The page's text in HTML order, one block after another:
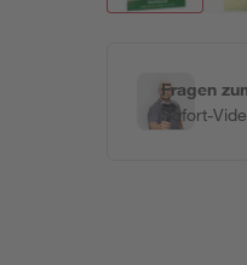
Fragen
Sofort-